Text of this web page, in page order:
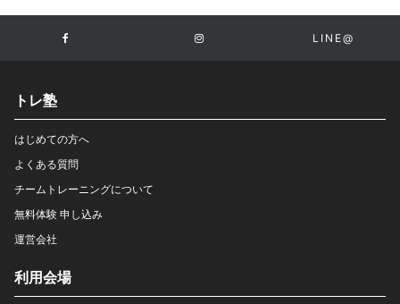
LINE@
トレ塾
はじめての方へ
よくある質問
チームトレーニングについて
無料体験 申し込み
運営会社
利用会場